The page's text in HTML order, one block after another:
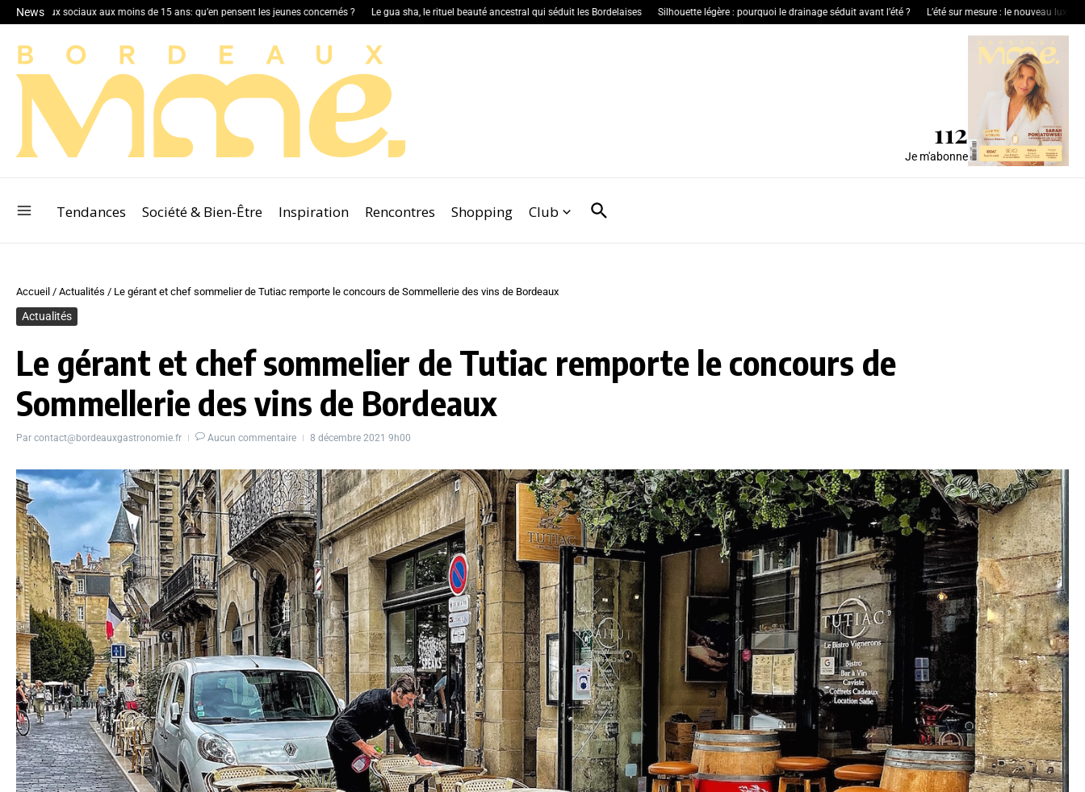
News
sociaux aux moins de 15 ans: qu’en pensent les jeunes concernés ? Le gua sha, le rituel beauté ancestral qui séduit les Bordelaises Silhouette légère : pourquoi le drainage séduit avant l’été ? L’été sur mesure : le nouveau luxe de
112
Je m'abonne
Tendances Société & Bien-Être Inspiration Rencontres Shopping Club
Accueil / Actualités / Le gérant et chef sommelier de Tutiac remporte le concours de Sommellerie des vins de Bordeaux
Actualités
Le gérant et chef sommelier de Tutiac remporte le concours de
Sommellerie des vins de Bordeaux
Par contact@bordeauxgastronomie.fr Aucun commentaire 8 décembre 2021 9h00